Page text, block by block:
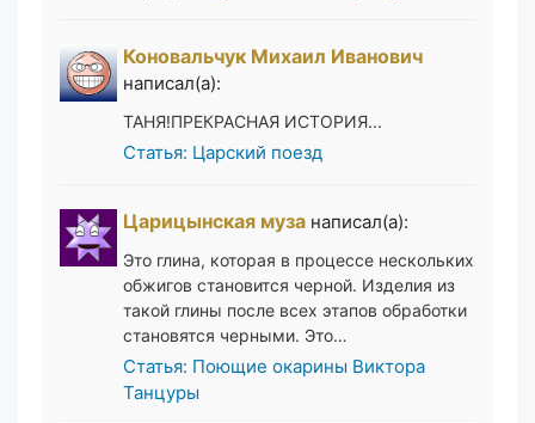
Коновальчук Михаил Иванович
написал(а):
ТАНЯ!ПРЕКРАСНАЯ ИСТОРИЯ...
Статья: Царский поезд
Царицынская муза написал(а):
Это глина, которая в процессе нескольких
обжигов становится черной. Изделия из
такой глины после всех этапов обработки
становятся черными. Это…
Статья: Поющие окарины Виктора
Танцуры